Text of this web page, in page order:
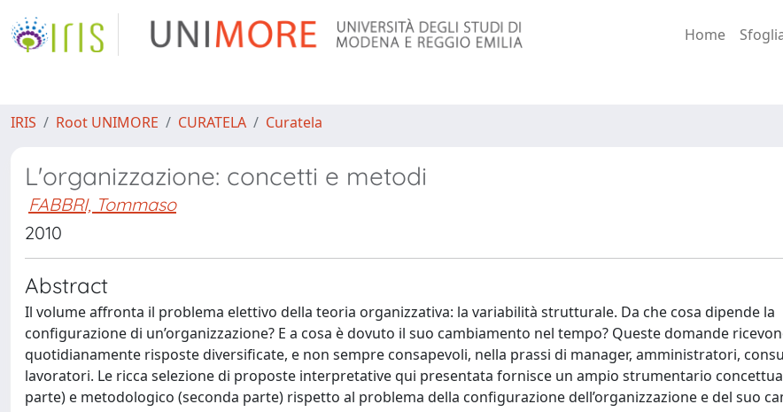
Home
IRIS Root UNIMORE CURATELA Curatela
L'organizzazione: concetti e metodi
FABBRI, Tommaso
2010
Abstract
Il volume affronta il problema elettivo della teoria organizzativa: la variabilità strutturale. Da che cosa dipende la
configurazione di un’organizzazione? E a cosa è dovuto il suo cambiamento nel tempo? Queste domande
quotidianamente risposte diversificate, e non sempre consapevoli, nella prassi di manager, amministratori,
lavoratori. Le ricca selezione di proposte interpretative qui presentata fornisce un ampio strumentario
parte) e metodologico (seconda parte) rispetto al problema della configurazione dell’organizzazione e del suo